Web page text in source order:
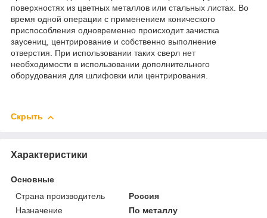
поверхностях из цветных металлов или стальных листах. Во
время одной операции с применением конического
приспособления одновременно происходит зачистка
заусениц, центрирование и собственно выполнение
отверстия. При использовании таких сверл нет
необходимости в использовании дополнительного
оборудования для шлифовки или центрирования.
Скрыть
Характеристики
Основные
Страна производитель
Россия
Назначение
По металлу